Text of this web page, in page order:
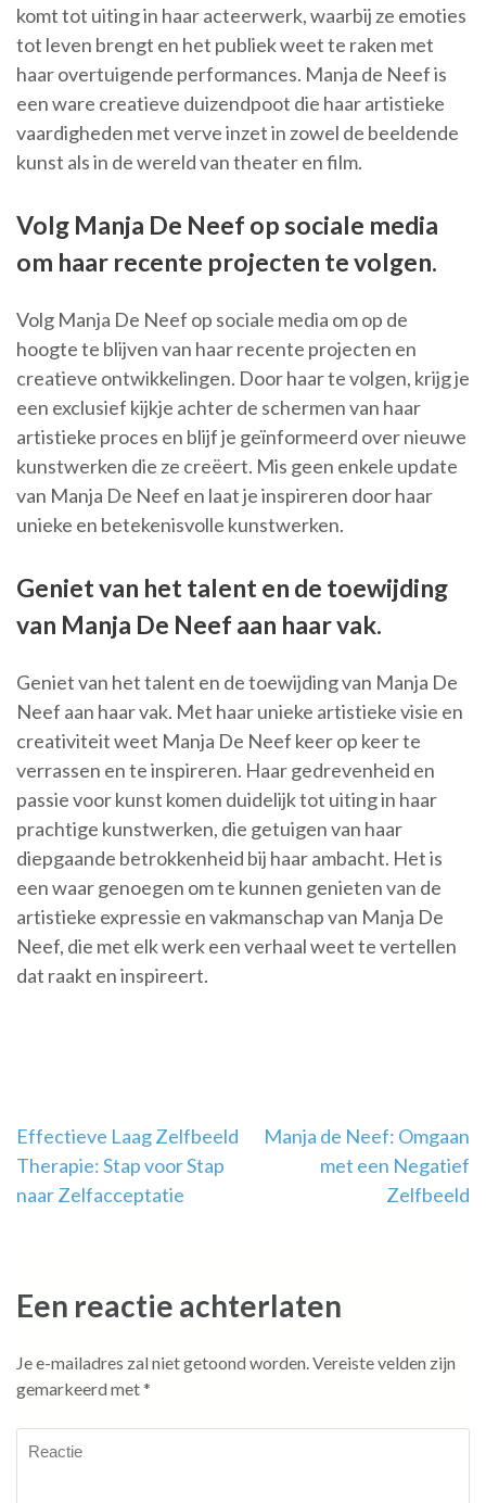
komt tot uiting in haar acteerwerk, waarbij ze emoties
tot leven brengt en het publiek weet te raken met
haar overtuigende performances. Manja de Neef is
een ware creatieve duizendpoot die haar artistieke
vaardigheden met verve inzet in zowel de beeldende
kunst als in de wereld van theater en film.
Volg Manja De Neef op sociale media
om haar recente projecten te volgen.
Volg Manja De Neef op sociale media om op de
hoogte te blijven van haar recente projecten en
creatieve ontwikkelingen. Door haar te volgen, krijg je
een exclusief kijkje achter de schermen van haar
artistieke proces en blijf je geïnformeerd over nieuwe
kunstwerken die ze creëert. Mis geen enkele update
van Manja De Neef en laat je inspireren door haar
unieke en betekenisvolle kunstwerken.
Geniet van het talent en de toewijding
van Manja De Neef aan haar vak.
Geniet van het talent en de toewijding van Manja De
Neef aan haar vak. Met haar unieke artistieke visie en
creativiteit weet Manja De Neef keer op keer te
verrassen en te inspireren. Haar gedrevenheid en
passie voor kunst komen duidelijk tot uiting in haar
prachtige kunstwerken, die getuigen van haar
diepgaande betrokkenheid bij haar ambacht. Het is
een waar genoegen om te kunnen genieten van de
artistieke expressie en vakmanschap van Manja De
Neef, die met elk werk een verhaal weet te vertellen
dat raakt en inspireert.
Berichtnavigatie
Effectieve Laag Zelfbeeld
Therapie: Stap voor Stap
naar Zelfacceptatie
Manja de Neef: Omgaan
met een Negatief
Zelfbeeld
Een reactie achterlaten
Je e-mailadres zal niet getoond worden.Vereiste velden zijn
gemarkeerd met*